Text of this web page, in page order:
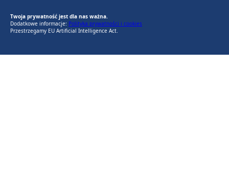
Twoja prywatność jest dla nas ważna.
Dodatkowe informacje: Polityka prywatności i cookies
Przestrzegamy EU Artificial Intelligence Act.